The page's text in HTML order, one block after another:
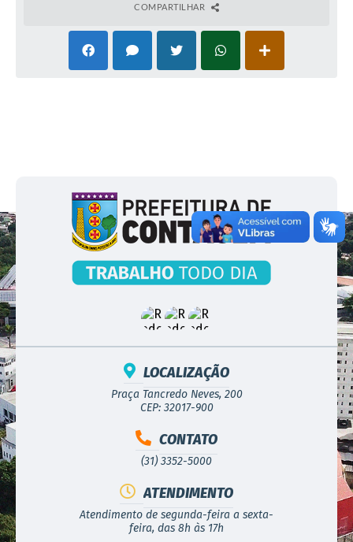
COMPARTILHAR
LOCALIZAÇÃO
Praça Tancredo Neves, 200
CEP: 32017-900
CONTATO
(31) 3352-5000
ATENDIMENTO
Atendimento de segunda-feira a sexta-
feira, das 8h às 17h